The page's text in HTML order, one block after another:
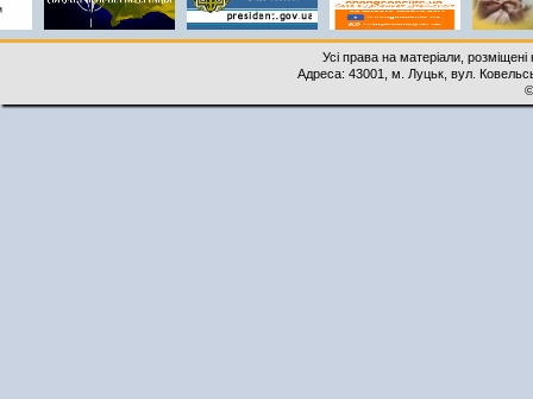
Усі права на матеріали,
Адреса: 43001, м. Луцьк, вул.